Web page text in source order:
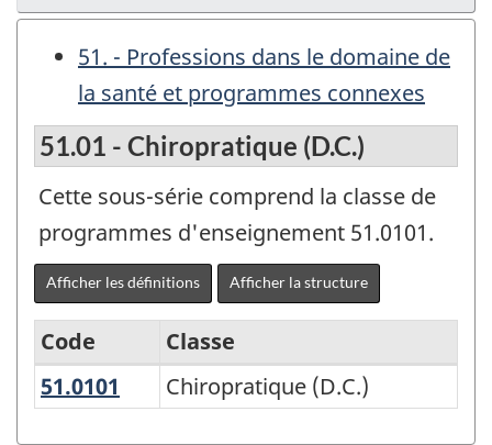
51. - Professions dans le domaine de
la santé et programmes connexes
51.01 - Chiropratique (D.C.)
Cette sous-série comprend la classe de
programmes d'enseignement 51.0101.
Afficher les définitions Afficher la structure
Classification
Code
Classe
51.0101
Chiropratique (D.C.)
Chiropratique (D.C.)